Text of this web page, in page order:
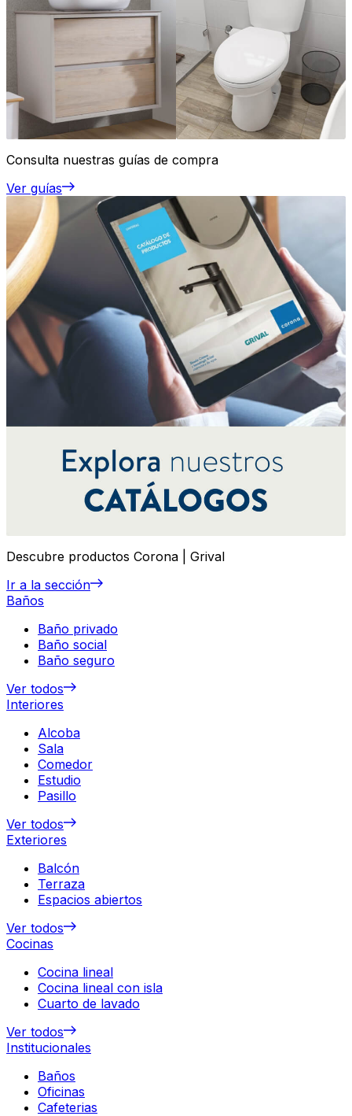
Consulta nuestras guías de compra
Ver guías
Descubre productos Corona | Grival
Ir a la sección
Baños
Baño privado
Baño social
Baño seguro
Ver todos
Interiores
Alcoba
Sala
Comedor
Estudio
Pasillo
Ver todos
Exteriores
Balcón
Terraza
Espacios abiertos
Ver todos
Cocinas
Cocina lineal
Cocina lineal con isla
Cuarto de lavado
Ver todos
Institucionales
Baños
Oficinas
Cafeterias